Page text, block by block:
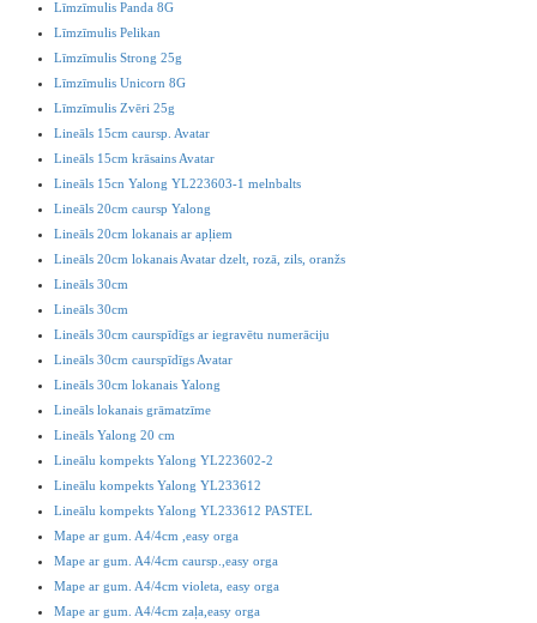
Līmzīmulis Panda 8G
Līmzīmulis Pelikan
Līmzīmulis Strong 25g
Līmzīmulis Unicorn 8G
Līmzīmulis Zvēri 25g
Lineāls 15cm caursp. Avatar
Lineāls 15cm krāsains Avatar
Lineāls 15cn Yalong YL223603-1 melnbalts
Lineāls 20cm caursp Yalong
Lineāls 20cm lokanais ar apļiem
Lineāls 20cm lokanais Avatar dzelt, rozā, zils, oranžs
Lineāls 30cm
Lineāls 30cm
Lineāls 30cm caurspīdīgs ar iegravētu numerāciju
Lineāls 30cm caurspīdīgs Avatar
Lineāls 30cm lokanais Yalong
Lineāls lokanais grāmatzīme
Lineāls Yalong 20 cm
Lineālu kompekts Yalong YL223602-2
Lineālu kompekts Yalong YL233612
Lineālu kompekts Yalong YL233612 PASTEL
Mape ar gum. A4/4cm ,easy orga
Mape ar gum. A4/4cm caursp.,easy orga
Mape ar gum. A4/4cm violeta, easy orga
Mape ar gum. A4/4cm zaļa,easy orga